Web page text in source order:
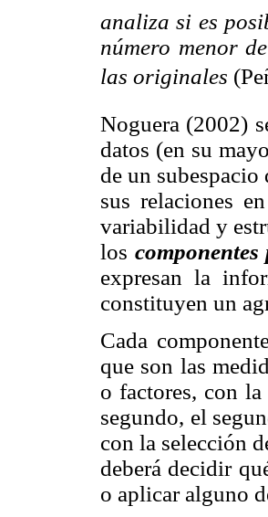
analiza si es
número menor
las originales
Noguera (2002)
datos (en su
de un
sus relaciones
variabilidad y
los
expresan la
constituyen un
Cada
que son las
o factores, con
segundo, el
con la selección
deberá decidir
o aplicar alguno